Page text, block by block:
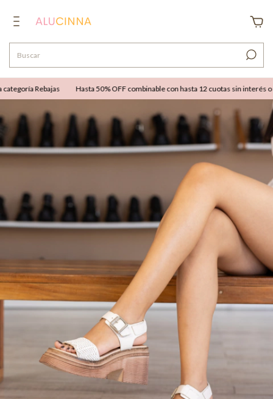
Rebajas Hasta 50% OFF combinable con hasta 12 cuotas sin interés o